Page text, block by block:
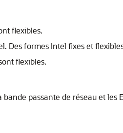
flexibles.
Des formes Intel fixes et
flexibles.
passante de réseau et les